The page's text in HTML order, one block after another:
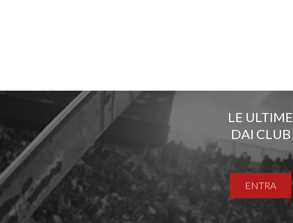
LE ULTIME
DAI CLUB
ENTRA